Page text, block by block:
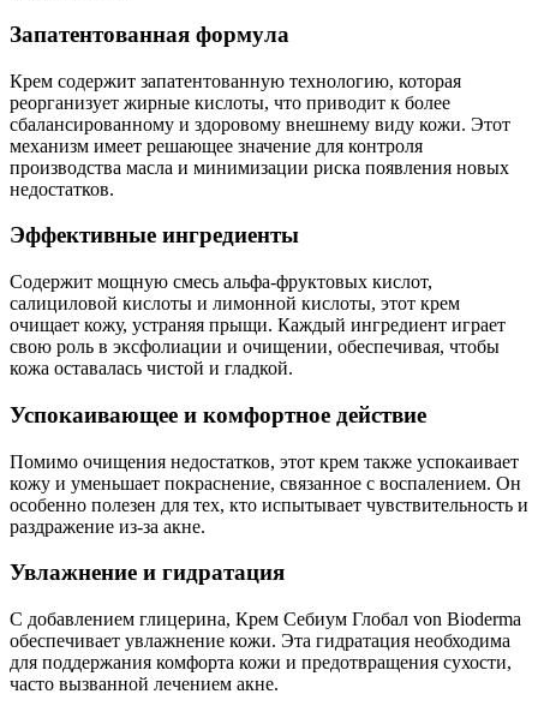
Запатентованная формула
Крем содержит запатентованную технологию, которая
реорганизует жирные кислоты, что приводит к более
сбалансированному и здоровому внешнему виду кожи. Этот
механизм имеет решающее значение для контроля
производства масла и минимизации риска появления новых
недостатков.
Эффективные ингредиенты
Содержит мощную смесь альфа-фруктовых кислот,
салициловой кислоты и лимонной кислоты, этот крем
очищает кожу, устраняя прыщи. Каждый ингредиент играет
свою роль в эксфолиации и очищении, обеспечивая, чтобы
кожа оставалась чистой и гладкой.
Успокаивающее и комфортное действие
Помимо очищения недостатков, этот крем также успокаивает
кожу и уменьшает покраснение, связанное с воспалением. Он
особенно полезен для тех, кто испытывает чувствительность и
раздражение из-за акне.
Увлажнение и гидратация
С добавлением глицерина, Крем Себиум Глобал von Bioderma
обеспечивает увлажнение кожи. Эта гидратация необходима
для поддержания комфорта кожи и предотвращения сухости,
часто вызванной лечением акне.